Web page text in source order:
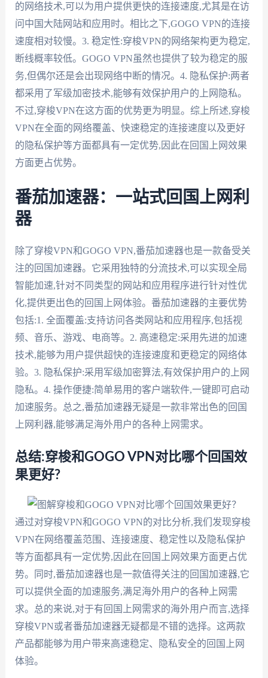
的网络技术,可以为用户提供更快的连接速度,尤其是在访
问中国大陆网站和应用时。相比之下,GOGO VPN的连接
速度相对较慢。3. 稳定性:穿梭VPN的网络架构更为稳定,
断线概率较低。GOGO VPN虽然也提供了较为稳定的服
务,但偶尔还是会出现网络中断的情况。4. 隐私保护:两者
都采用了军级加密技术,能够有效保护用户的上网隐私。
不过,穿梭VPN在这方面的优势更为明显。综上所述,穿梭
VPN在全面的网络覆盖、快速稳定的连接速度以及更好
的隐私保护等方面都具有一定优势,因此在回国上网效果
方面更占优势。
番茄加速器：一站式回国上网利
器
除了穿梭VPN和GOGO VPN,番茄加速器也是一款备受关
注的回国加速器。它采用独特的分流技术,可以实现全局
智能加速,针对不同类型的网站和应用程序进行针对性优
化,提供更出色的回国上网体验。番茄加速器的主要优势
包括:1. 全面覆盖:支持访问各类网站和应用程序,包括视
频、音乐、游戏、电商等。2. 高速稳定:采用先进的加速
技术,能够为用户提供超快的连接速度和更稳定的网络体
验。3. 隐私保护:采用军级加密算法,有效保护用户的上网
隐私。4. 操作便捷:简单易用的客户端软件,一键即可启动
加速服务。总之,番茄加速器无疑是一款非常出色的回国
上网利器,能够满足海外用户的各种上网需求。
总结:穿梭和GOGO VPN对比哪个回国效
果更好?
通过对穿梭VPN和GOGO VPN的对比分析,我们发现穿梭
VPN在网络覆盖范围、连接速度、稳定性以及隐私保护
等方面都具有一定优势,因此在回国上网效果方面更占优
势。同时,番茄加速器也是一款值得关注的回国加速器,它
可以提供全面的加速服务,满足海外用户的各种上网需
求。总的来说,对于有回国上网需求的海外用户而言,选择
穿梭VPN或者番茄加速器无疑都是不错的选择。这两款
产品都能够为用户带来高速稳定、隐私安全的回国上网
体验。